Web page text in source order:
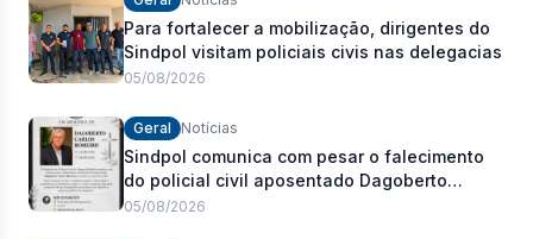
Para fortalecer a mobilização, dirigentes do
Sindpol visitam policiais civis nas delegacias
05/08/2026
Geral Notícias
Sindpol comunica com pesar o falecimento
do policial civil aposentado Dagoberto
Carlos Romeiro
05/08/2026